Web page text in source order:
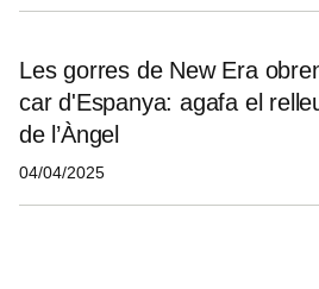
Les gorres de New Era
car d'Espanya: agafa el
de l’Àngel
04/04/2025